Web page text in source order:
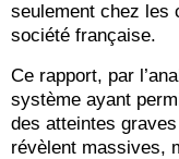
seulement chez les
société française.
Ce rapport, par
système ayant
des atteintes
révèlent massives,